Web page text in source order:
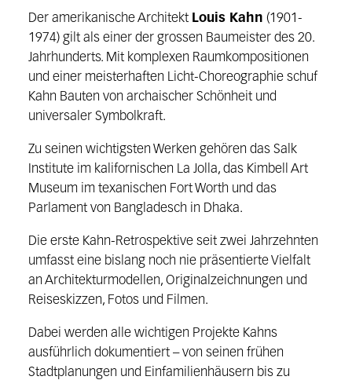
Der amerikanische Architekt Louis Kahn (1901-
1974) gilt als einer der grossen Baumeister des 20.
Jahrhunderts. Mit komplexen Raumkompositionen
und einer meisterhaften Licht-Choreographie schuf
Kahn Bauten von archaischer Schönheit und
universaler Symbolkraft.
Zu seinen wichtigsten Werken gehören das Salk
Institute im kalifornischen La Jolla, das Kimbell Art
Museum im texanischen Fort Worth und das
Parlament von Bangladesch in Dhaka.
Die erste Kahn-Retrospektive seit zwei Jahrzehnten
umfasst eine bislang noch nie präsentierte Vielfalt
an Architekturmodellen, Originalzeichnungen und
Reiseskizzen, Fotos und Filmen.
Dabei werden alle wichtigen Projekte Kahns
ausführlich dokumentiert – von seinen frühen
Stadtplanungen und Einfamilienhäusern bis zu